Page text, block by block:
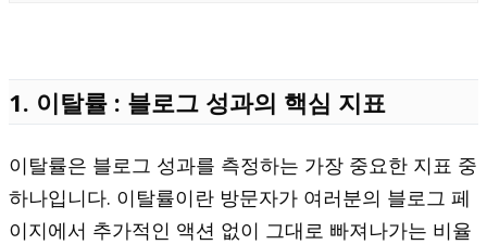
1. 이탈률 : 블로그 성과의 핵심 지표
이탈률은 블로그 성과를 측정하는 가장 중요한 지표 중
하나입니다. 이탈률이란 방문자가 여러분의 블로그 페
이지에서 추가적인 액션 없이 그대로 빠져나가는 비율